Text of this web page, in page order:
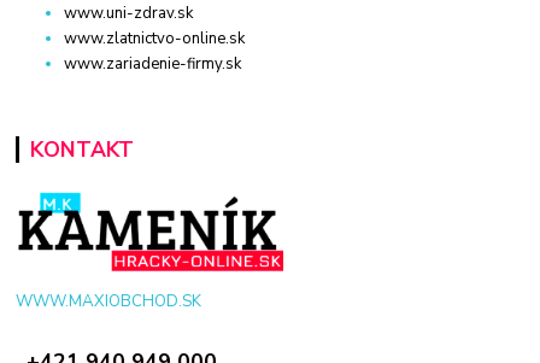
www.uni-zdrav.sk
www.zlatnictvo-online.sk
www.zariadenie-firmy.sk
KONTAKT
WWW.MAXIOBCHOD.SK